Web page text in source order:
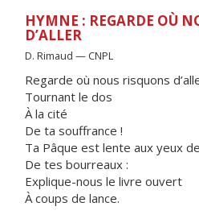
HYMNE : REGARDE OÙ
D’ALLER
D. Rimaud — CNPL
Regarde où nous risquons
Tournant le dos
À la cité
De ta souffrance !
Ta Pâque est lente aux yeux
De tes bourreaux :
Explique-nous le livre ouvert
À coups de lance.